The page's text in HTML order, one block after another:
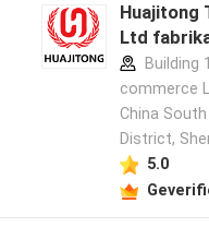
Huajitong
Ltd
Building
commerce
China
District,
5.0